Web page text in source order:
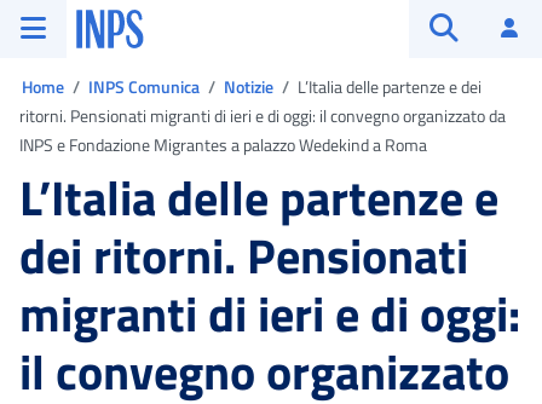
Vai al menu principale
Vai al contenuto principale
Vai al pie' di pagina
INPS ()
Home INPS Comunica Notizie
L’Italia delle partenze e dei
ritorni. Pensionati migranti di ieri e di oggi: il convegno organizzato da
INPS e Fondazione Migrantes a palazzo Wedekind a Roma
L’Italia delle partenze e
dei ritorni. Pensionati
migranti di ieri e di oggi:
il convegno organizzato